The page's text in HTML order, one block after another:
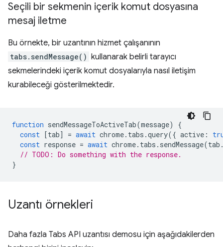
Seçili bir sekmenin içerik komut dosyasına
mesaj iletme
Bu örnekte, bir uzantının hizmet çalışanının
tabs.sendMessage() kullanarak belirli tarayıcı
sekmelerindeki içerik komut dosyalarıyla nasıl iletişim
kurabileceği gösterilmektedir.
function sendMessageToActiveTab(message)
{
const [tab] = await chrome. tabs .query({ active :
const response = await chrome. tabs . sendMessage(tab
// TODO: Do something with the response.
}
Uzantı örnekleri
Daha fazla Tabs API uzantısı demosu için aşağıdakilerden